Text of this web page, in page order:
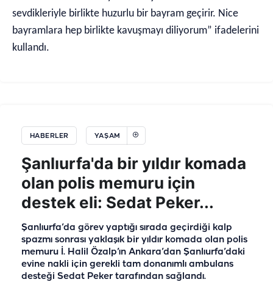
sevdikleriyle birlikte huzurlu bir bayram geçirir. Nice
bayramlara hep birlikte kavuşmayı diliyorum” ifadelerini
kullandı.
HABERLER YAŞAM
Şanlıurfa'da bir yıldır komada
olan polis memuru için
destek eli: Sedat Peker...
Şanlıurfa’da görev yaptığı sırada geçirdiği kalp
spazmı sonrası yaklaşık bir yıldır komada olan polis
memuru İ. Halil Özalp’ın Ankara’dan Şanlıurfa’daki
evine nakli için gerekli tam donanımlı ambulans
desteği Sedat Peker tarafından sağlandı.